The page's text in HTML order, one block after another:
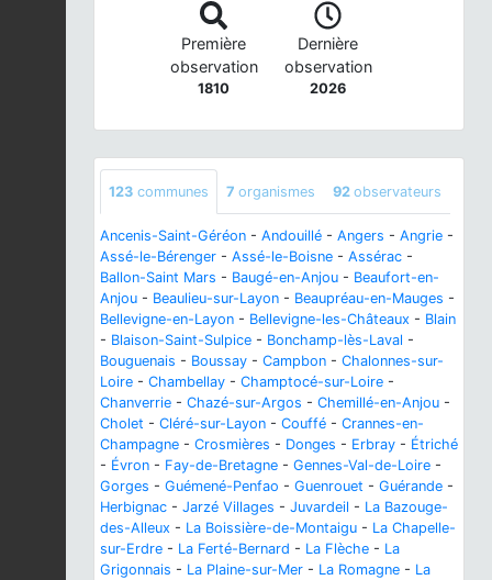
Première
observation
1810
Dernière
observation
2026
123 communes 7 organismes 92 observateurs
Ancenis-Saint-Géréon - Andouillé - Angers - Angrie -
Assé-le-Bérenger - Assé-le-Boisne - Assérac -
Ballon-Saint Mars - Baugé-en-Anjou - Beaufort-en-
Anjou - Beaulieu-sur-Layon - Beaupréau-en-Mauges -
Bellevigne-en-Layon - Bellevigne-les-Châteaux - Blain
- Blaison-Saint-Sulpice - Bonchamp-lès-Laval -
Bouguenais - Boussay - Campbon - Chalonnes-sur-
Loire - Chambellay - Champtocé-sur-Loire -
Chanverrie - Chazé-sur-Argos - Chemillé-en-Anjou -
Cholet - Cléré-sur-Layon - Couffé - Crannes-en-
Champagne - Crosmières - Donges - Erbray - Étriché
- Évron - Fay-de-Bretagne - Gennes-Val-de-Loire -
Gorges - Guémené-Penfao - Guenrouet - Guérande -
Herbignac - Jarzé Villages - Juvardeil - La Bazouge-
des-Alleux - La Boissière-de-Montaigu - La Chapelle-
sur-Erdre - La Ferté-Bernard - La Flèche - La
Grigonnais - La Plaine-sur-Mer - La Romagne - La